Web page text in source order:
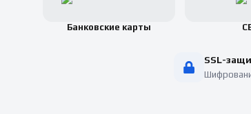
Банковские карты
SSL-